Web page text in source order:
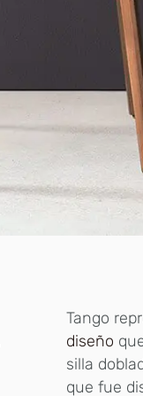
Tango
diseño
silla
que fue